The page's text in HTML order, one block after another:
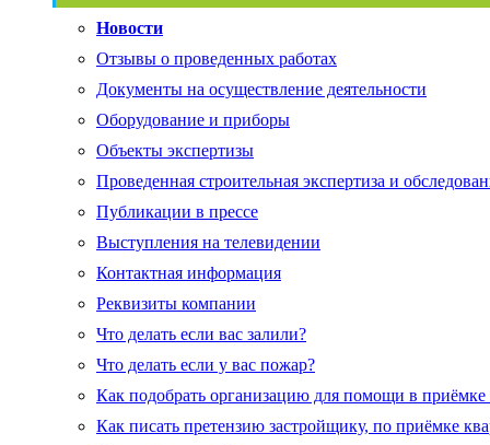
Новости
Отзывы о проведенных работах
Документы на осуществление деятельности
Оборудование и приборы
Объекты экспертизы
Проведенная строительная экспертиза и
Публикации в прессе
Выступления на телевидении
Контактная информация
Реквизиты компании
Что делать если вас залили?
Что делать если у вас пожар?
Как подобрать организацию для помощи в приёмке
Как писать претензию застройщику, по приёмке